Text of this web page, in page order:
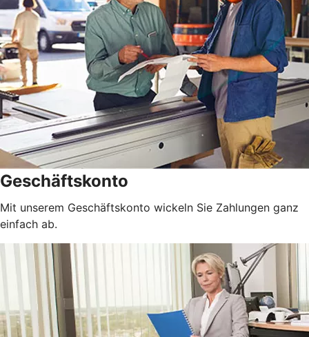
Geschäftskonto
Mit unserem Geschäftskonto wickeln Sie Zahlungen ganz
einfach ab.